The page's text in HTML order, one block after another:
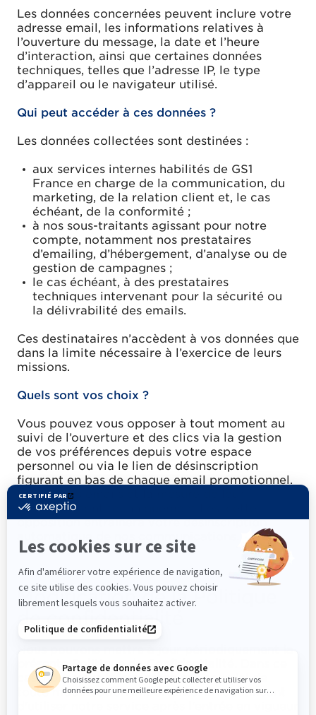
Les données concernées peuvent inclure votre
adresse email, les informations relatives à
l’ouverture du message, la date et l’heure
d’interaction, ainsi que certaines données
techniques, telles que l’adresse IP, le type
d’appareil ou le navigateur utilisé.
Qui peut accéder à ces données ?
Les données collectées sont destinées :
aux services internes habilités de GS1
France en charge de la communication, du
marketing, de la relation client et, le cas
échéant, de la conformité ;
à nos sous-traitants agissant pour notre
compte, notamment nos prestataires
d’emailing, d’hébergement, d’analyse ou de
gestion de campagnes ;
le cas échéant, à des prestataires
techniques intervenant pour la sécurité ou
la délivrabilité des emails.
Ces destinataires n’accèdent à vos données que
dans la limite nécessaire à l’exercice de leurs
missions.
Quels sont vos choix ?
Vous pouvez vous opposer à tout moment au
suivi de l’ouverture et des clics via la gestion
de vos préférences depuis votre espace
personnel ou via le lien de désinscription
figurant en bas de chaque email promotionnel.
L’envoi des emails et la mesure de leur
ouverture sont techniquement liés, cette
opposition entrainera votre désinscription
automatique de nos communications.
Modification de la Politique
présente Politique de Confidentialité. Dans ce
cas, nous vous informerons par courriel de
toute modification importante. En continuant